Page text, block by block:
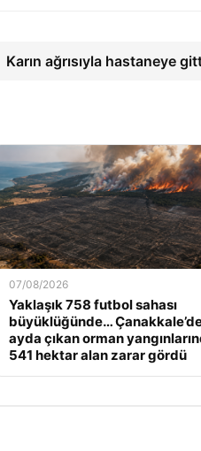
Karın ağrısıyla hastaneye
07/08/2026
Yaklaşık 758 futbol sahası
büyüklüğünde…
ayda çıkan orman
541 hektar alan zarar gördü